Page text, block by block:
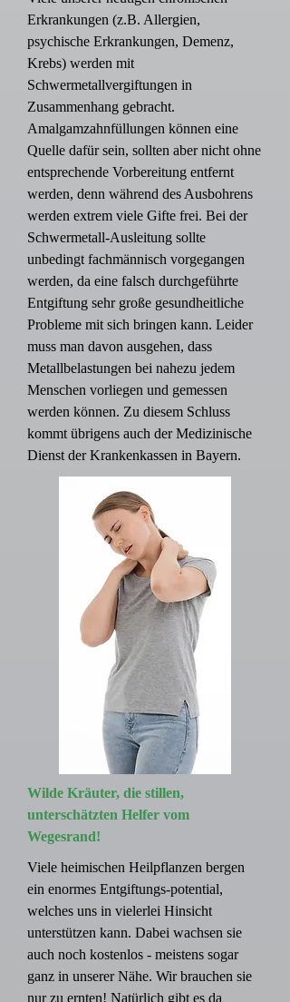
Erkrankungen (z.B. Allergien,
psychische Erkrankungen, Demenz,
Krebs) werden mit
Schwermetallvergiftungen in
Zusammenhang gebracht.
Amalgamzahnfüllungen können eine
Quelle dafür sein, sollten aber nicht ohne
entsprechende Vorbereitung entfernt
werden, denn während des Ausbohrens
werden extrem viele Gifte frei. Bei der
Schwermetall-Ausleitung sollte
unbedingt fachmännisch vorgegangen
werden, da eine falsch durchgeführte
Entgiftung sehr große gesundheitliche
Probleme mit sich bringen kann. Leider
muss man davon ausgehen, dass
Metallbelastungen bei nahezu jedem
Menschen vorliegen und gemessen
werden können. Zu diesem Schluss
kommt übrigens auch der Medizinische
Dienst der Krankenkassen in Bayern.
Wilde Kräuter, die stillen,
unterschätzten Helfer vom
Wegesrand!
Viele heimischen Heilpflanzen bergen
ein enormes Entgiftungs-potential,
welches uns in vielerlei Hinsicht
unterstützen kann. Dabei wachsen sie
auch noch kostenlos - meistens sogar
ganz in unserer Nähe. Wir brauchen sie
nur zu ernten! Natürlich gibt es da